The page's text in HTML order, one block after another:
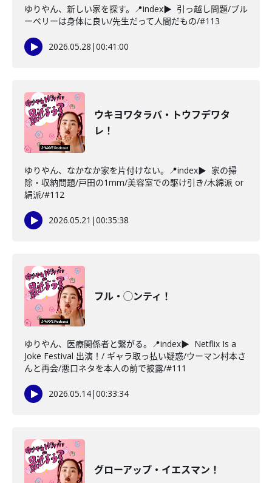
ゆりやん、新しい家を探す。📍index▶ 引っ越し問題/ブル
ーベリーは身体に良い/先生だって人間だもの/#113
2026.05.28 |00:41:00
ウキヨワタラバ・トウフデワタ
レ！
ゆりやん、なかなか家を片付けない。📍index▶ 家の掃
除・収納問題/戸田の1mm/美容室での駆け引き/木綿派 or
絹派/#112
2026.05.21 |00:35:38
フル・◯ンティ！
ゆりやん、医療関係者と繋がる。📍index▶ Netflix Is a
Joke Festival 出演！/ ギャラ取っ払い疑惑/ウーマン村本さ
んと再会/悪口ネタを本人の前で披露/#111
2026.05.14|00:33:34
グローアップ・イエスマン！